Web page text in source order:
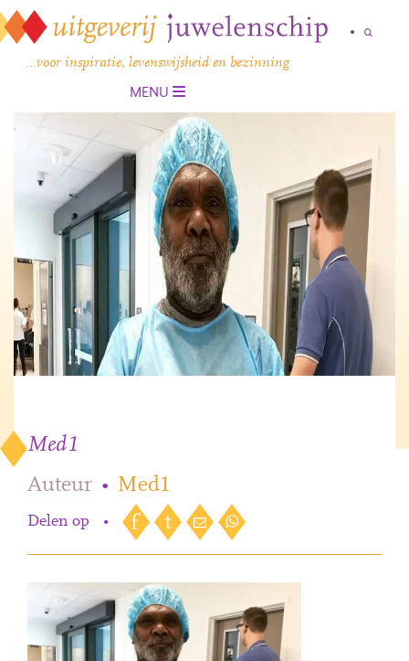
…voor inspiratie, levenswijsheid en bezinning
MENU
Med1
Auteur • Med1
Delen op •